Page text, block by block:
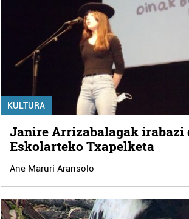
KULTURA
Janire Arrizabalagak irabazi
Eskolarteko Txapelketa
Ane Maruri Aransolo